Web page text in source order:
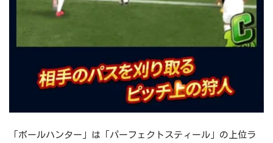
「ボールハンター」は「パーフェクトスティール」の上位ラ